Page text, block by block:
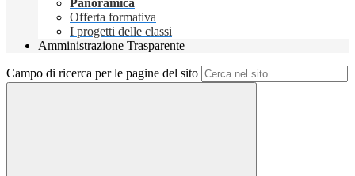
Panoramica
Offerta formativa
I progetti delle classi
Amministrazione Trasparente
Campo di ricerca per le pagine del sito